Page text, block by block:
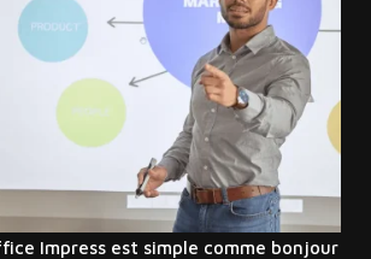
Impress est simple comme bonjour